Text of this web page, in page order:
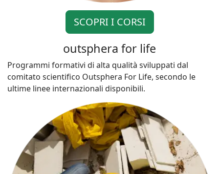
SCOPRI I CORSI
outsphera for life
Programmi formativi di alta qualità sviluppati dal
comitato scientifico Outsphera For Life, secondo le
ultime linee internazionali disponibili.